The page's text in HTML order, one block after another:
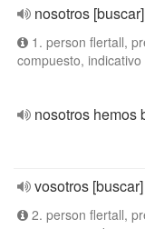
nosotros [buscar]
1. person flertall,
compuesto, indicativo
nosotros hemos
vosotros [buscar]
2. person flertall,